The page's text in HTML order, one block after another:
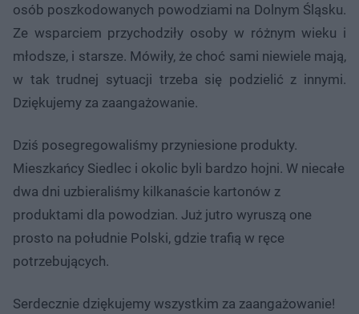
osób poszkodowanych powodziami na Dolnym Śląsku.
Ze wsparciem przychodziły osoby w różnym wieku i
młodsze, i starsze. Mówiły, że choć sami niewiele mają,
w tak trudnej sytuacji trzeba się podzielić z innymi.
Dziękujemy za zaangażowanie.
Dziś posegregowaliśmy przyniesione produkty.
Mieszkańcy Siedlec i okolic byli bardzo hojni. W niecałe
dwa dni uzbieraliśmy kilkanaście kartonów z
produktami dla powodzian. Już jutro wyruszą one
prosto na południe Polski, gdzie trafią w ręce
potrzebujących.
Serdecznie dziękujemy wszystkim za zaangażowanie!